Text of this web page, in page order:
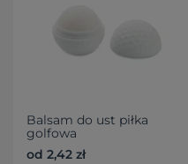
Balsam do ust piłka
golfowa
od 2,42 zł